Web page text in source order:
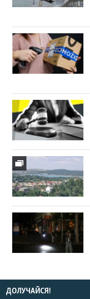
ДОЛУЧАЙСЯ!